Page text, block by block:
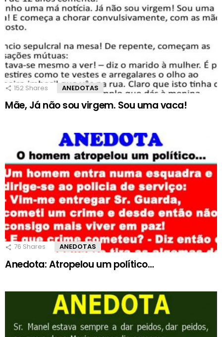
152 Shares ANEDOTAS
Mãe, Já não sou virgem. Sou uma vaca!
76 Shares ANEDOTAS
Anedota: Atropelou um político…